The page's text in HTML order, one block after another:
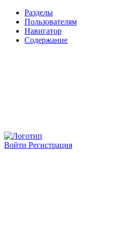
Разделы
Пользователям
Навигатор
Содержание
Войти Регистрация